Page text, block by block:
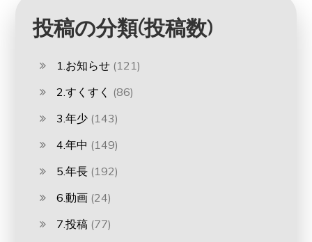
投稿の分類(投稿数)
1.お知らせ (121)
2.すくすく (86)
3.年少 (143)
4.年中 (149)
5.年長 (192)
6.動画 (24)
7.投稿 (77)